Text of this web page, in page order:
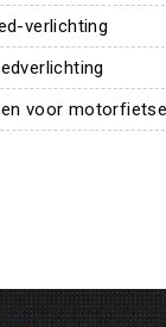
verlichting
voor